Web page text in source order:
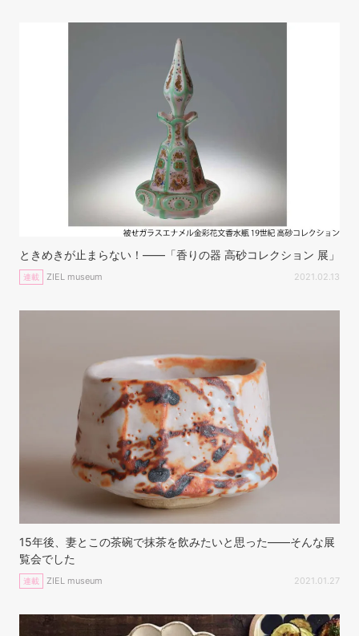
ときめきが止まらない！——「香りの器 高砂コレクション 展」
連載 ZIEL museum 2021.02.13
15年後、妻とこの茶碗で抹茶を飲みたいと思った――そんな展
覧会でした
連載 ZIEL museum 2021.01.27